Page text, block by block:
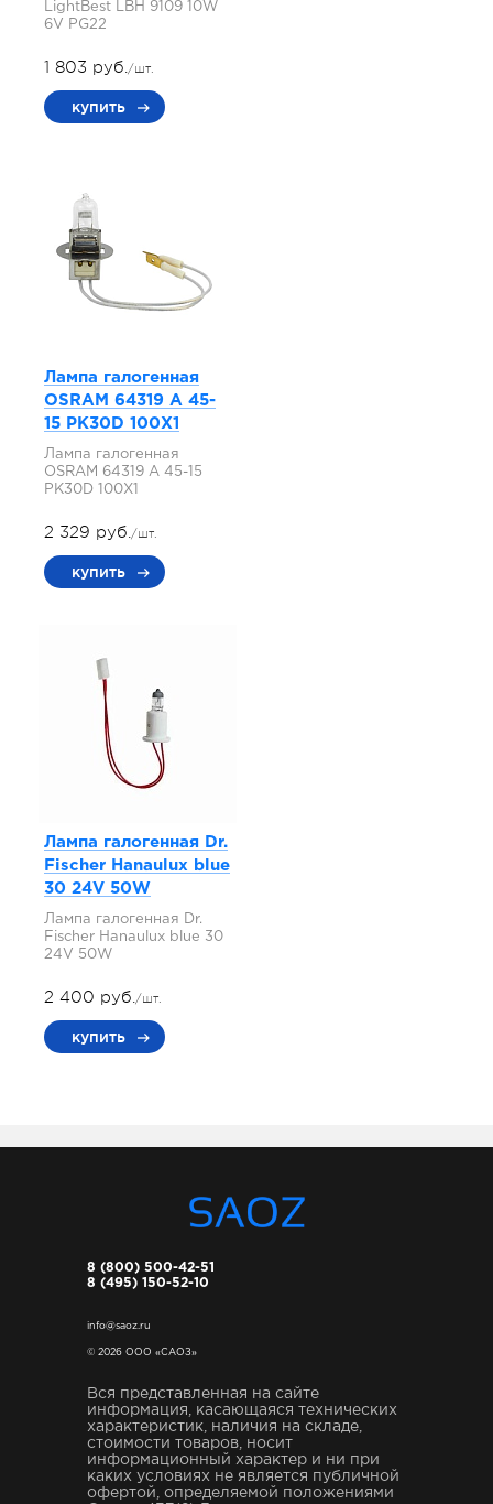
LightBest LBH 9109 10W
6V PG22
1 803 руб./шт.
купить
Лампа галогенная
OSRAM 64319 A 45-
15 PK30D 100X1
Лампа галогенная
OSRAM 64319 A 45-15
PK30D 100X1
2 329 руб./шт.
купить
Лампа галогенная Dr.
Fischer Hanaulux blue
30 24V 50W
Лампа галогенная Dr.
Fischer Hanaulux blue 30
24V 50W
2 400 руб./шт.
купить
8 (800) 500-42-51
8 (495) 150-52-10
info@saoz.ru
© 2026 ООО «САОЗ»
Вся представленная на сайте
информация, касающаяся технических
характеристик, наличия на складе,
стоимости товаров, носит
информационный характер и ни при
каких условиях не является публичной
офертой, определяемой положениями